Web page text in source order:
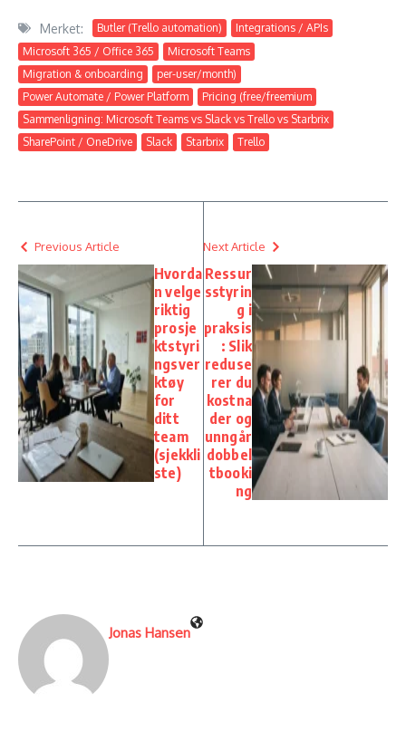
Merket: Butler (Trello automation)
Integrations / APIs
Microsoft 365 / Office 365
Microsoft Teams
Migration & onboarding
per-user/month)
Power Automate / Power Platform
Pricing (free/freemium
Sammenligning: Microsoft Teams vs Slack vs Trello vs Starbrix
SharePoint / OneDrive
Slack Starbrix Trello
Previous Article
Hvorda
n velge
riktig
prosje
ktstyri
ngsver
ktøy
for
ditt
team
(sjekkli
ste)
Next Article
Ressur
sstyrin
g i
praksis
: Slik
reduse
rer du
kostna
der og
unngår
dobbel
tbooki
ng
Jonas Hansen